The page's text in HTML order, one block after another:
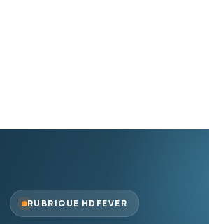
RUBRIQUE HDFEVER